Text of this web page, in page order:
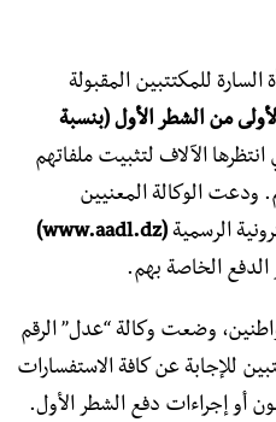
للمكتتبين المقبولة
من الشطر الأول (بنسبة
الآلاف لتثبيت ملفاتهم
ودعت الوكالة المعنيين
الرسمية(www.aadl.dz)
الدفع الخاصة بهم.
وضعت وكالة “عدل” الرقم
للإجابة عن كافة الاستفسارات
أو إجراءات دفع الشطر الأول.